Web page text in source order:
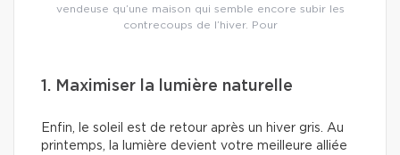
vendeuse qu’une maison qui semble encore subir les
contrecoups de l’hiver. Pour
1. Maximiser la lumière naturelle
Enfin, le soleil est de retour après un hiver gris. Au
printemps, la lumière devient votre meilleure alliée